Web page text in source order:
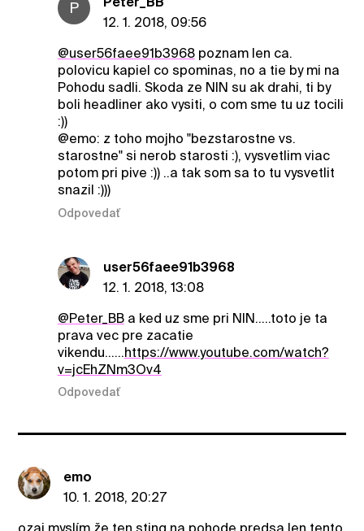
P
12. 1. 2018, 09:56
@user56faee91b3968poznam len ca.
polovicu kapiel co spominas, no a tie by mi na
Pohodu sadli. Skoda ze NIN su ak drahi, ti by
boli headliner ako vysiti, o com sme tu uz tocili
:))
@emo: z toho mojho "bezstarostne vs.
starostne" si nerob starosti :), vysvetlim viac
potom pri pive :)) ..a tak som sa to tu vysvetlit
snazil :)))
Odpovedať
user56faee91b3968
12. 1. 2018, 13:08
@Peter_BBa ked uz sme pri NIN.....toto je ta
prava vec pre zacatie
vikendu......https://www.youtube.com/watch?
v=jcEhZNm3Ov4
Odpovedať
emo
10. 1. 2018, 20:27